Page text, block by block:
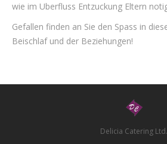
wie im Uberfluss Entzuckung Eltern
Gefallen finden an Sie den Spass in
Beischlaf und der Beziehungen!
Delicia Catering Ltd.